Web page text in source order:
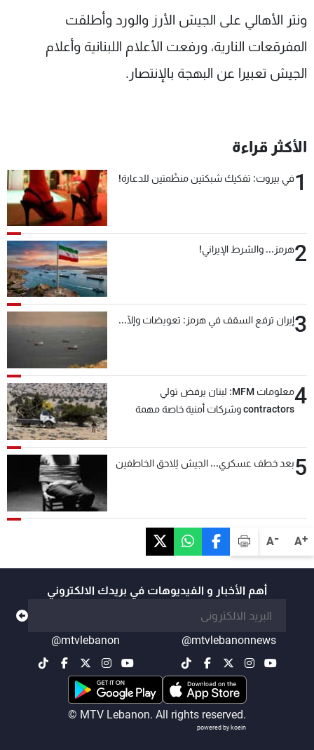
A+
A-
ونثر الأهالي على الجيش الأرز والورد وأطلقت
المفرقعات النارية، ورفعت الأعلام اللبنانية وأعلام
الجيش تعبيرا عن البهجة بالإنتصار.
الأكثر قراءة
1في بيروت: تفكيك شبكتين منظّمتين للدعارة!
2هرمز... والشرط الإيراني!
3إيران ترفع السقف في هرمز: تعويضات وإلّا...
4
معلومات MFM: لبنان يرفض تولي
contractors وشركات أمنية خاصة مهمة
5بعد خطف عسكري... الجيش يُلاحق الخاطفين
أهم الأخبار و الفيديوهات في بريدك الالكتروني
@mtvlebanonnews
@mtvlebanon
© MTV Lebanon. All rights reserved.
powered by koein